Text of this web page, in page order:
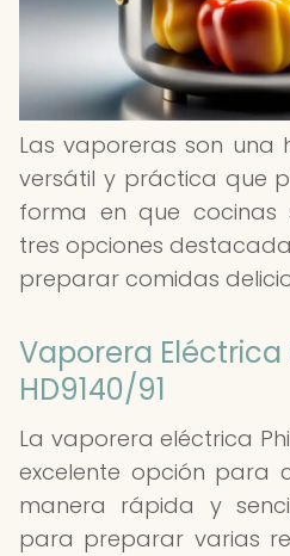
Las vaporeras son una
versátil y práctica que
forma en que cocinas
tres opciones
preparar comidas
Vaporera Eléctrica
HD9140/91
La vaporera eléctrica
excelente opción para
manera rápida y
para preparar varias